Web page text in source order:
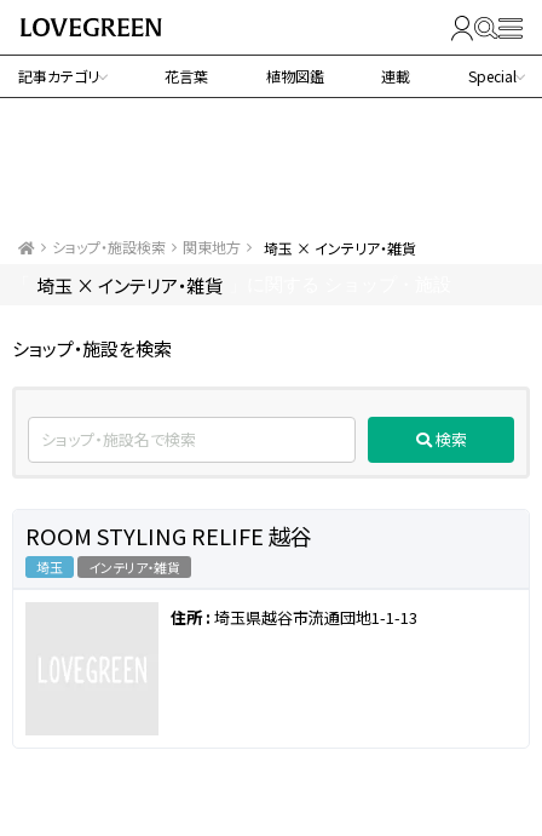
記事カテゴリ 花言葉 植物図鑑 連載 Special
ショップ・施設検索 関東地方
埼玉 × インテリア・雑貨
埼玉 × インテリア・雑貨
ショップ・施設を検索
検索
ROOM STYLING RELIFE 越谷
埼玉 インテリア・雑貨
住所 : 埼玉県越谷市流通団地1-1-13